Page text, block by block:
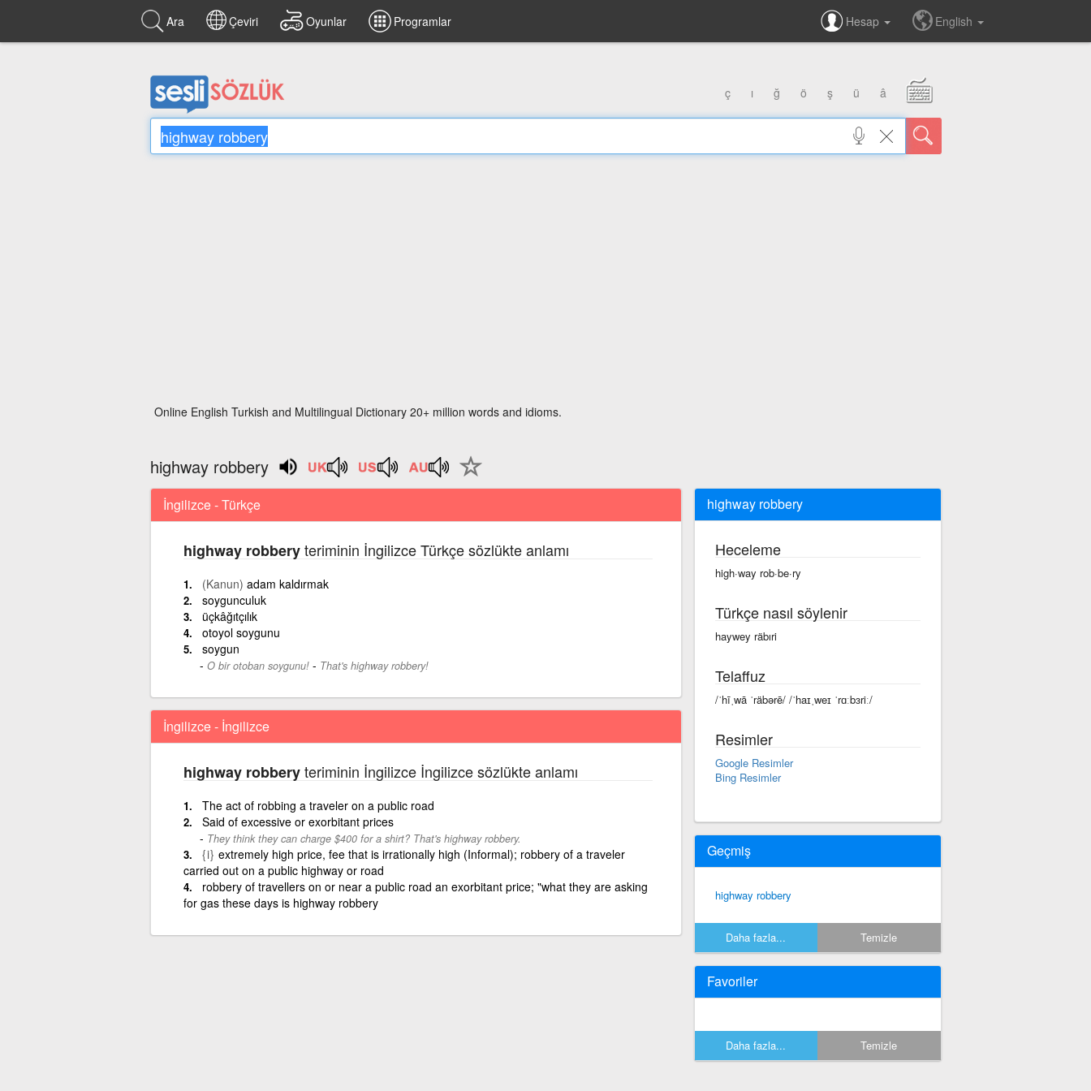
Ara Çeviri Oyunlar Programlar Hesap English
ç ı ğ ö ş ü â
Online English Turkish and Multilingual Dictionary 20+ million words and idioms.
highway robbery
İngilizce - Türkçe
highway robberyteriminin İngilizce Türkçe sözlükte anlamı
(Kanun) adam kaldırmak
soygunculuk
üçkâğıtçılık
otoyol soygunu
soygun
O bir otoban soygunu!- That's highway robbery!
İngilizce - İngilizce
highway robberyteriminin İngilizce İngilizce sözlükte anlamı
The act of robbing a traveler on a public road
Said of excessive or exorbitant prices
They think they can charge $400 for a shirt? That's highway robbery.
{i} extremely high price, fee that is irrationally high (Informal); robbery of a traveler
carried out on a public highway or road
robbery of travellers on or near a public road an exorbitant price; "what they are asking
for gas these days is highway robbery
highway robbery
Heceleme
high·way rob·be·ry
Türkçe nasıl söylenir
haywey räbıri
Telaffuz
/ˈhīˌwā ˈräbərē/ /ˈhaɪˌweɪ ˈrɑːbɜriː/
Resimler
Google Resimler
Bing Resimler
Geçmiş
highway robbery
Daha fazla... Temizle
Favoriler
Daha fazla... Temizle